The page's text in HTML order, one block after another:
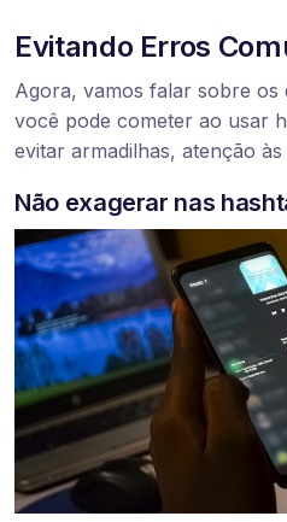
Evitando Erros
Agora, vamos falar sobre os
você pode cometer ao usar
evitar armadilhas, atenção às
Não exagerar nas